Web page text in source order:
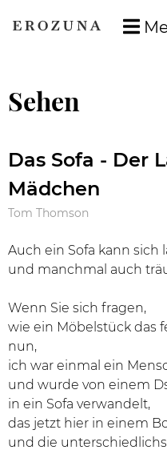
Sehen
Das Sofa - Der
Mädchen
Tom Thomson
Auch ein Sofa kann sich
und manchmal auch
Wenn Sie sich fragen,
wie ein Möbelstück das
nun,
ich war einmal ein
und wurde von einem
in ein Sofa verwandelt,
das jetzt hier in einem
und die